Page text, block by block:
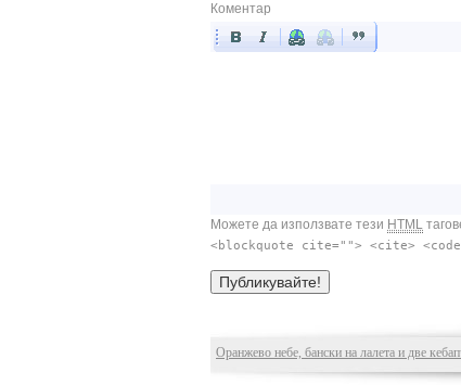
Коментар
Можете да използвате тези HTML
<blockquote cite=""> <cite>
Оранжево небе, бански на лалета и две